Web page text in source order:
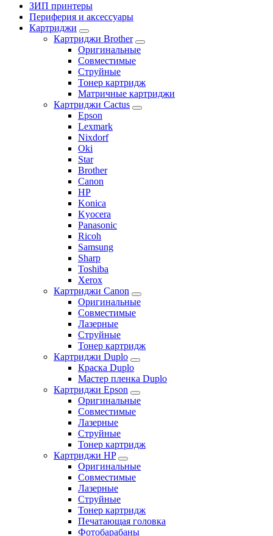
ЗИП принтеры
Периферия и аксессуары
Картриджи
Картриджи Brother
Оригинальные
Совместимые
Струйные
Тонер картридж
Матричные картриджи
Картриджи Cactus
Epson
Lexmark
Nixdorf
Oki
Star
Brother
Canon
HP
Konica
Kyocera
Panasonic
Ricoh
Samsung
Sharp
Toshiba
Xerox
Картриджи Canon
Оригинальные
Совместимые
Лазерные
Струйные
Тонер картридж
Картриджи Duplo
Краска Duplo
Мастер пленка Duplo
Картриджи Epson
Оригинальные
Совместимые
Лазерные
Струйные
Тонер картридж
Картриджи HP
Оригинальные
Совместимые
Лазерные
Струйные
Тонер картридж
Печатающая головка
Фотобарабаны